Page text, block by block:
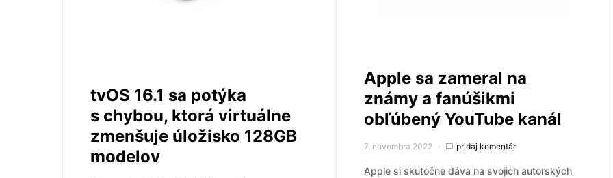
tvOS 16.1 sa potýka
s chybou, ktorá virtuálne
zmenšuje úložisko 128GB
modelov
Apple sa zameral na
známy a fanúšikmi
obľúbený YouTube kanál
7. novembra 2022 pridaj komentár
Apple si skutočne dáva na svojich autorských